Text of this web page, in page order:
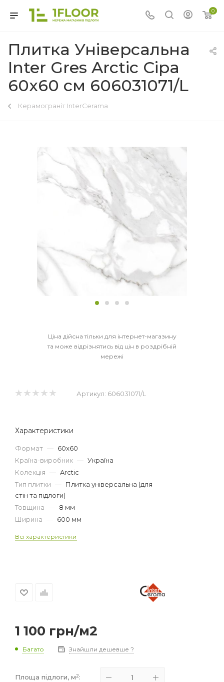
0
Плитка Універсальна
Inter Gres Arctic Сіра
60x60 см 606031071/L
Керамограніт InterCerama
Ціна дійсна тільки для інтернет-магазину
та може відрізнятись від цін в роздрібній
мережі
Артикул: 606031071/L
Характеристики
Формат — 60x60
Країна-виробник — Україна
Колекція — Arctic
Тип плитки — Плитка універсальна (для
стін та підлоги)
Товщина — 8 мм
Ширина — 600 мм
Всі характеристики
1 100 грн/м2
Багато Знайшли дешевше ?
Площа підлоги, м2: